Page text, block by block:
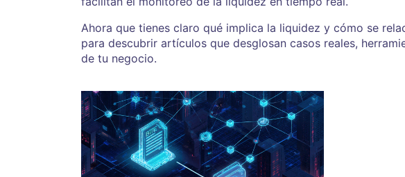
Ahora que tienes claro qué implica la liquidez y cómo se
para descubrir artículos que desglosan casos reales,
de tu negocio.